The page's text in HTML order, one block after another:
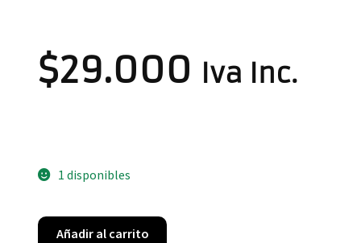
$29.000 Iva Inc.
1 disponibles
Añadir al carrito